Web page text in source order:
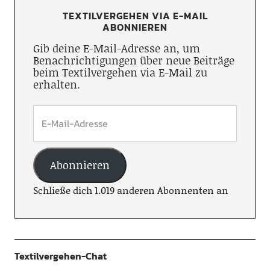
TEXTILVERGEHEN VIA E-MAIL
ABONNIEREN
Gib deine E-Mail-Adresse an, um
Benachrichtigungen über neue Beiträge
beim Textilvergehen via E-Mail zu
erhalten.
Abonnieren
Schließe dich 1.019 anderen Abonnenten an
Textilvergehen-Chat